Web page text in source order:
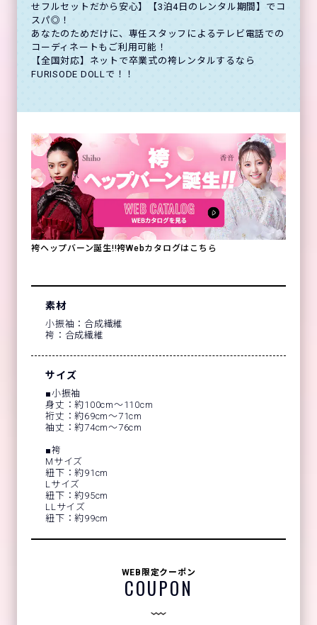
せフルセットだから安心】【3泊4日のレンタル期間】でコ
スパ◎！
あなたのためだけに、専任スタッフによるテレビ電話での
コーディネートもご利用可能！
【全国対応】ネットで卒業式の袴レンタルするなら
FURISODE DOLLで！！
袴ヘップバーン誕生!!袴Webカタログはこちら
素材
小振袖：合成繊維
袴：合成繊維
サイズ
■小振袖
身丈：約100cm～110cm
裄丈：約69cm～71cm
袖丈：約74cm～76cm
■袴
Mサイズ
紐下：約91cm
Lサイズ
紐下：約95cm
LLサイズ
紐下：約99cm
WEB限定クーポン
COUPON